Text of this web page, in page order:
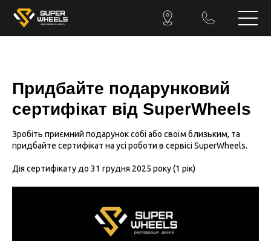
Придбайте подарунковий
сертифікат від SuperWheels
Зробіть приємний подарунок собі або своїм близьким, та
придбайте сертифікат на усі роботи в сервісі SuperWheels.
Дія сертифікату до 31 грудня 2025 року (1 рік)